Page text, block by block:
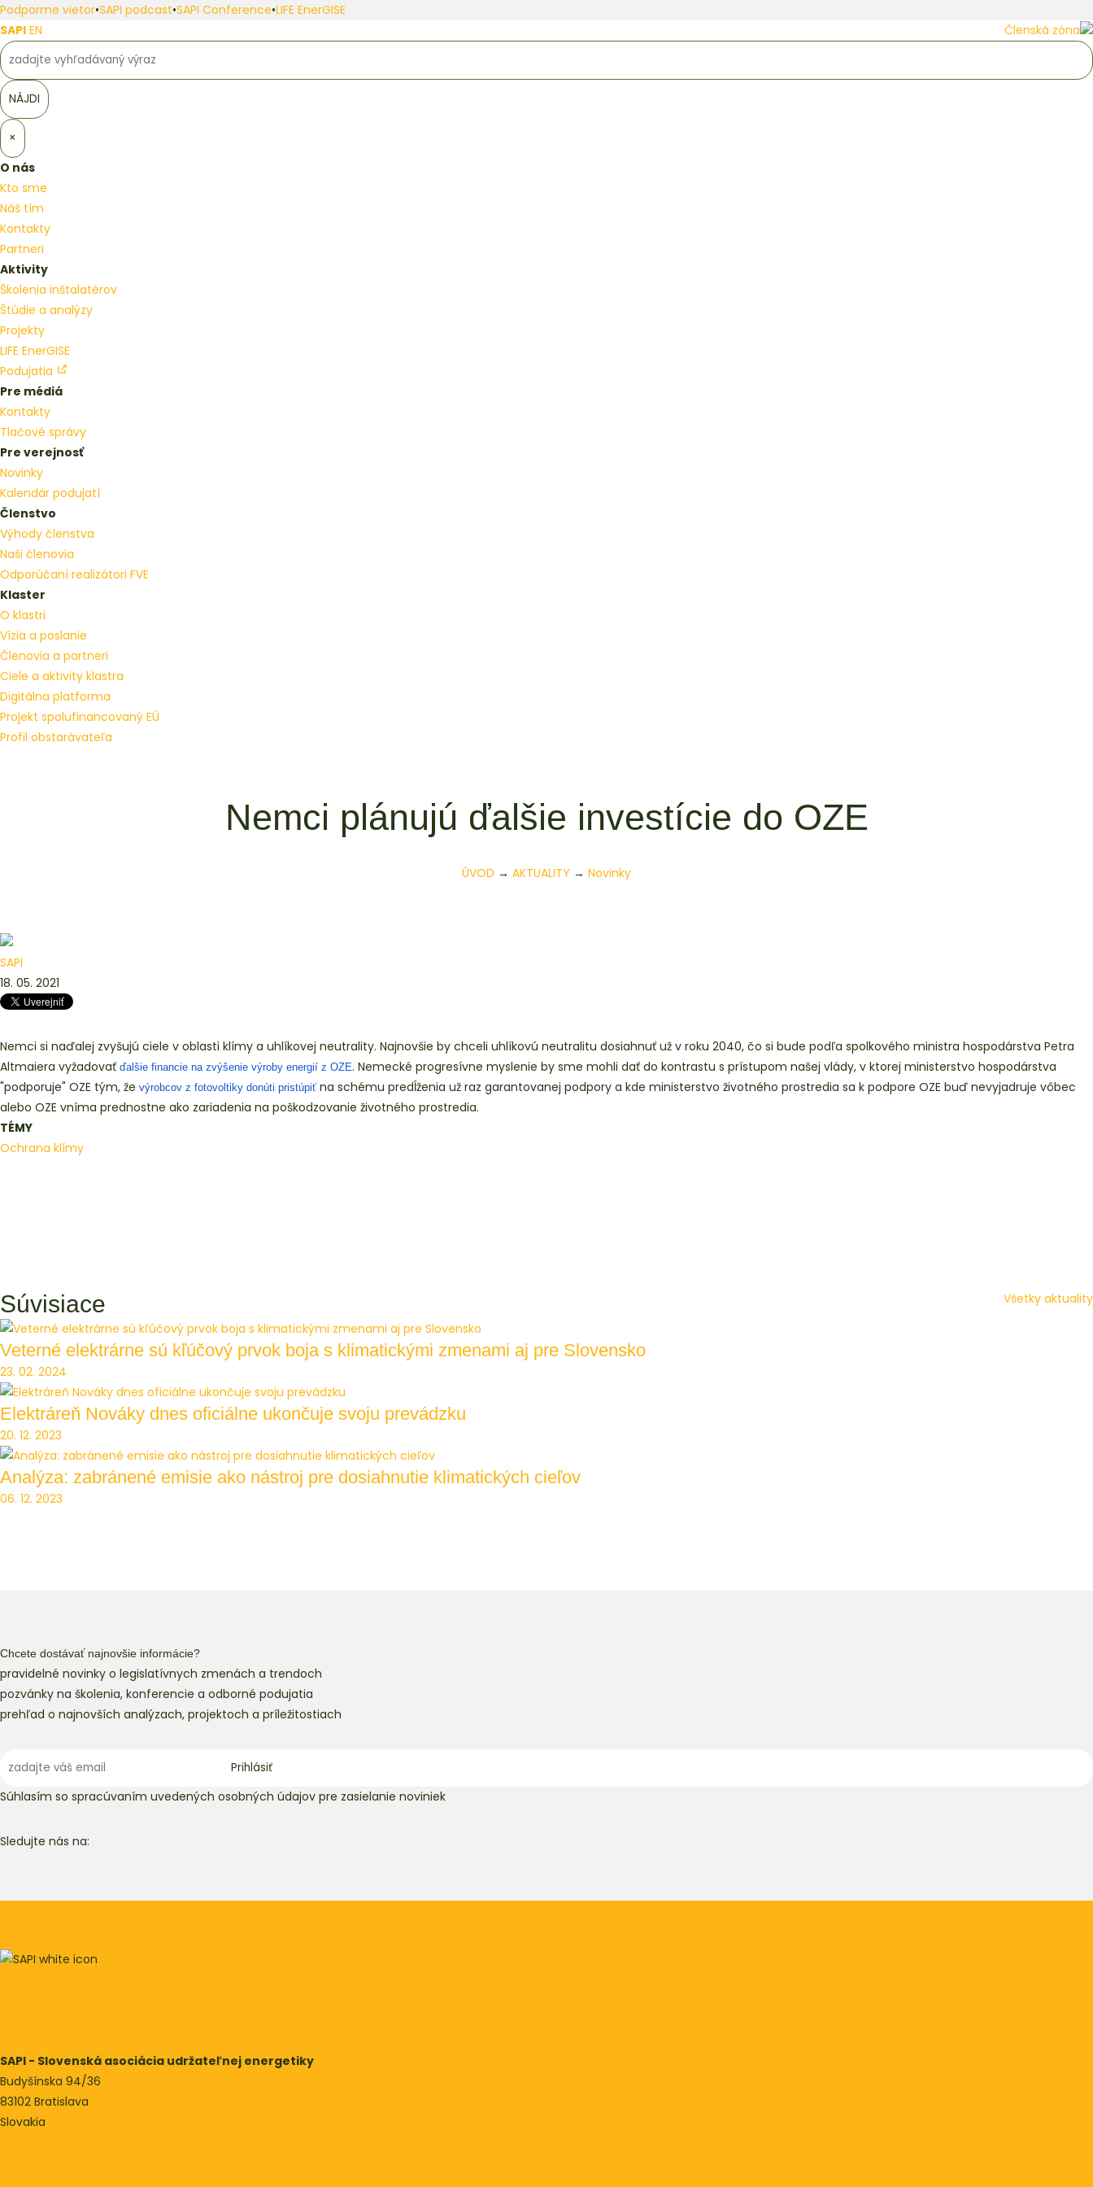
Podporme vietor•SAPI podcast•SAPI Conference•LIFE EnerGISE
SAPI EN Členská zóna
×
O nás
Kto sme
Náš tím
Kontakty
Partneri
Aktivity
Školenia inštalatérov
Štúdie a analýzy
Projekty
LIFE EnerGISE
Podujatia
Pre médiá
Kontakty
Tlačové správy
Pre verejnosť
Novinky
Kalendár podujatí
Členstvo
Výhody členstva
Naši členovia
Odporúčaní realizátori FVE
Klaster
O klastri
Vízia a poslanie
Členovia a partneri
Ciele a aktivity klastra
Digitálna platforma
Projekt spolufinancovaný EÚ
Profil obstarávateľa
Nemci plánujú ďalšie investície do OZE
ÚVOD → AKTUALITY → Novinky
SAPI
18. 05. 2021
Nemci si naďalej zvyšujú ciele v oblasti klímy a uhlíkovej neutrality. Najnovšie by chceli uhlíkovú neutralitu dosiahnuť už v roku 2040, čo si bude podľa spolkového ministra hospodárstva Petra
Altmaiera vyžadovať ďalšie financie na zvýšenie výroby energií z OZE. Nemecké progresívne myslenie by sme mohli dať do kontrastu s prístupom našej vlády, v ktorej ministerstvo hospodárstva
"podporuje" OZE tým, že výrobcov z fotovoltiky donúti pristúpiť na schému predĺženia už raz garantovanej podpory a kde ministerstvo životného prostredia sa k podpore OZE buď nevyjadruje vôbec
alebo OZE vníma prednostne ako zariadenia na poškodzovanie životného prostredia.
TÉMY
Ochrana klímy
Všetky aktuality
Súvisiace
Veterné elektrárne sú kľúčový prvok boja s klimatickými zmenami aj pre Slovensko
23. 02. 2024
Elektráreň Nováky dnes oficiálne ukončuje svoju prevádzku
20. 12. 2023
Analýza: zabránené emisie ako nástroj pre dosiahnutie klimatických cieľov
06. 12. 2023
Chcete dostávať najnovšie informácie?
pravidelné novinky o legislatívnych zmenách a trendoch
pozvánky na školenia, konferencie a odborné podujatia
prehľad o najnovších analýzach, projektoch a príležitostiach
Súhlasím so spracúvaním uvedených osobných údajov pre zasielanie noviniek
Sledujte nás na:
SAPI - Slovenská asociácia udržateľnej energetiky
Budyšínska 94/36
83102 Bratislava
Slovakia